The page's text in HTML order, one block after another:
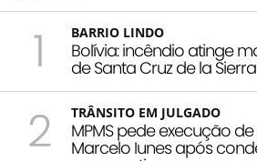
1 BARRIO LINDO
Bolívia: incêndio atinge
de Santa Cruz de la Sierra
2 TRÂNSITO EM JULGADO
MPMS pede execução
Marcelo Iunes após